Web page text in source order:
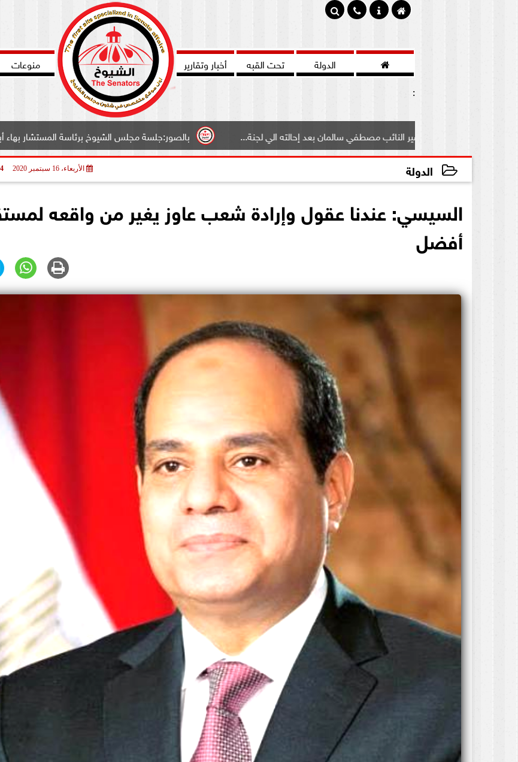
 الدولة تحت القبه أخبار وتقارير منوعات
:
بالصور:جلسة مجلس الشيوخ برئاسة المستشار بهاء أبو شقة وكيل علي مصير النائب مصطفي سالمان بعد إحالته الي لجنة...
الدولة الأربعاء، 16 سبتمبر 2020
السيسي: عندنا عقول وإرادة شعب عاوز يغير من واقعه
أفضل